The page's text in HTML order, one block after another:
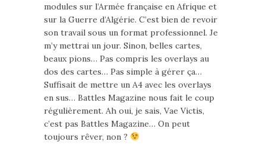
modules sur l’Armée française en Afrique et
sur la Guerre d’Algérie. C’est bien de revoir
son travail sous un format professionnel. Je
m’y mettrai un jour. Sinon, belles cartes,
beaux pions… Pas compris les overlays au
dos des cartes… Pas simple à gérer ça…
Suffisait de mettre un A4 avec les overlays
en sus… Battles Magazine nous fait le coup
régulièrement. Ah oui, je sais, Vae Victis,
c’est pas Battles Magazine… On peut
toujours rêver, non ?